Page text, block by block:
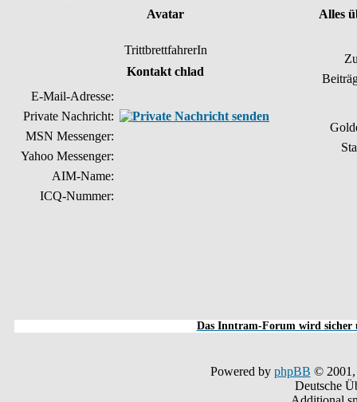
Avatar
Alles
TrittbrettfahrerIn
Kontakt chlad
E-Mail-Adresse:
Private Nachricht:
MSN Messenger:
Yahoo Messenger:
AIM-Name:
ICQ-Nummer:
Das Inntram-Forum wird sicher
Powered by phpBB © 2001,
Deutsche